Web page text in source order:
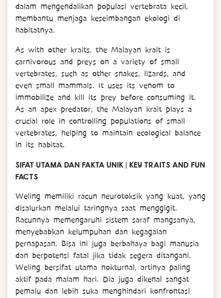
dalam mengendalikan populasi vertebrata kecil,
membantu menjaga keseimbangan ekologi di
habitatnya.
As with other kraits, the Malayan krait is
carnivorous and preys on a variety of small
vertebrates, such as other snakes, lizards, and
even small mammals. It uses its venom to
immobilize and kill its prey before consuming it.
As an apex predator, the Malayan krait plays a
crucial role in controlling populations of small
vertebrates, helping to maintain ecological balance
in its habitat.
SIFAT UTAMA DAN FAKTA UNIK | KEY TRAITS AND FUN
FACTS
Weling memiliki racun neurotoksik yang kuat, yang
disalurkan melalui taringnya saat menggigit.
Racunnya memengaruhi sistem saraf mangsanya,
menyebabkan kelumpuhan dan kegagalan
pernapasan. Bisa ini juga berbahaya bagi manusia
dan berpotensi fatal jika tidak segera ditangani.
Weling bersifat utama nokturnal, artinya paling
aktif pada malam hari. Dia juga dikenal sangat
pemalu dan lebih suka menghindari konfrontasi